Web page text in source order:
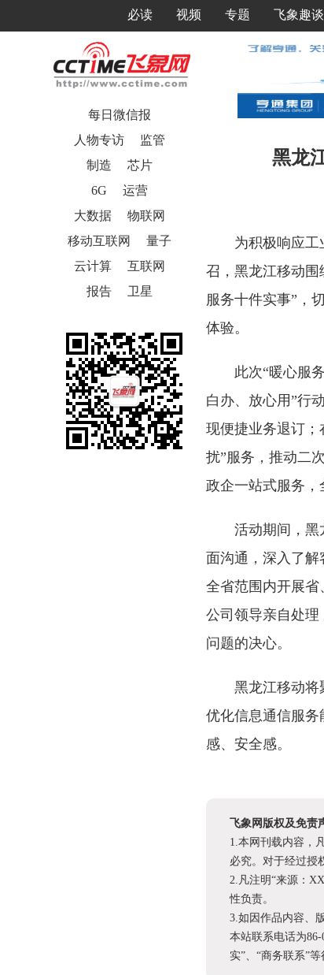
必读 视频 专题 飞象趣谈
每日微信报
人物专访
监管
制造
芯片
6G
运营
大数据
物联网
移动互联网
量子
云计算
互联网
报告
卫星
黑龙
为积极响应工
召，黑龙江移动围
服务十件实事”，
体验。
此次“暖心服
白办、放心用”行
现便捷业务退订
扰”服务，推动二
政企一站式服务，
活动期间，黑
面沟通，深入了
全省范围内开展
公司领导亲自处
问题的决心。
黑龙江移动将
优化信息通信服
感、安全感。
飞象网版权及免责
1.本网刊载内容，
必究。对于经过授
2.凡注明“来源：
性负责。
3.如因作品内容、
本站联系电话为
实”、“商务联系”